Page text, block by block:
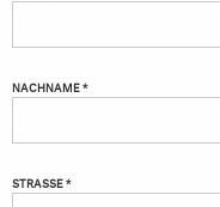
NACHNAME *
STRASSE *